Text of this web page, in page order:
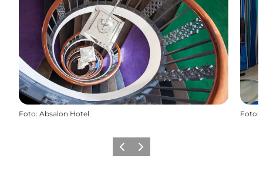
Foto: Absalon Hotel Foto:
ForrigeNæste